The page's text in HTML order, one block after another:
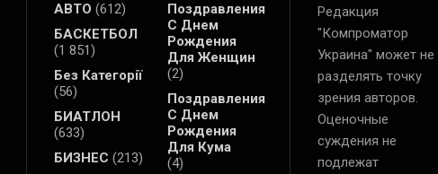
АВТО (612)
БАСКЕТБОЛ
(1 851)
Без Категорії
(56)
БИАТЛОН
(633)
БИЗНЕС (213)
Поздравления
С Днем
Рождения
Для Женщин
(2)
Поздравления
С Днем
Рождения
Для Кума
(4)
Редакция
"Компроматор
Украина" может не
разделять точку
зрения авторов.
Оценочные
суждения не
подлежат